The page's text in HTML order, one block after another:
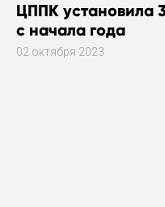
ЦППК установила
с начала года
02 октября 2023